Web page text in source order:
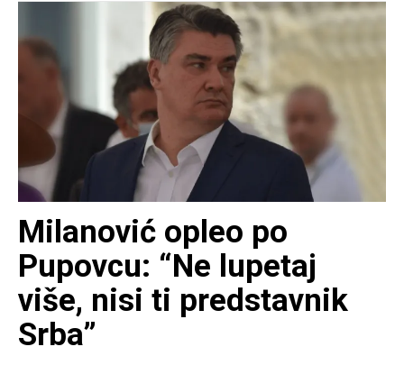
Milanović opleo po
Pupovcu: “Ne lupetaj
više, nisi ti predstavnik
Srba”